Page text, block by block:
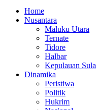
Home
Nusantara
Maluku Utara
Ternate
Tidore
Halbar
Kepulauan Sula
Dinamika
Peristiwa
Politik
Hukrim